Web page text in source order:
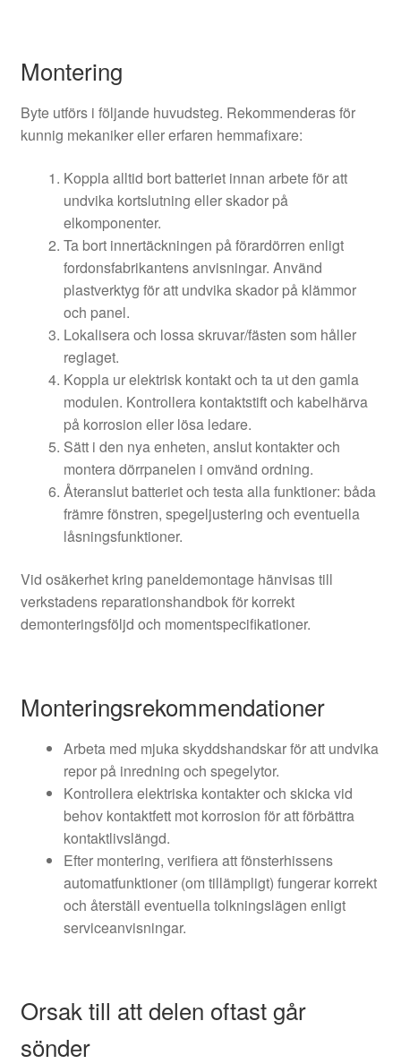
Montering
Byte utförs i följande huvudsteg. Rekommenderas för
kunnig mekaniker eller erfaren hemmafixare:
Koppla alltid bort batteriet innan arbete för att
undvika kortslutning eller skador på
elkomponenter.
Ta bort innertäckningen på förardörren enligt
fordonsfabrikantens anvisningar. Använd
plastverktyg för att undvika skador på klämmor
och panel.
Lokalisera och lossa skruvar/fästen som håller
reglaget.
Koppla ur elektrisk kontakt och ta ut den gamla
modulen. Kontrollera kontaktstift och kabelhärva
på korrosion eller lösa ledare.
Sätt i den nya enheten, anslut kontakter och
montera dörrpanelen i omvänd ordning.
Återanslut batteriet och testa alla funktioner: båda
främre fönstren, spegeljustering och eventuella
låsningsfunktioner.
Vid osäkerhet kring paneldemontage hänvisas till
verkstadens reparationshandbok för korrekt
demonteringsföljd och momentspecifikationer.
Monteringsrekommendationer
Arbeta med mjuka skyddshandskar för att undvika
repor på inredning och spegelytor.
Kontrollera elektriska kontakter och skicka vid
behov kontaktfett mot korrosion för att förbättra
kontaktlivslängd.
Efter montering, verifiera att fönsterhissens
automatfunktioner (om tillämpligt) fungerar korrekt
och återställ eventuella tolkningslägen enligt
serviceanvisningar.
Orsak till att delen oftast går
sönder